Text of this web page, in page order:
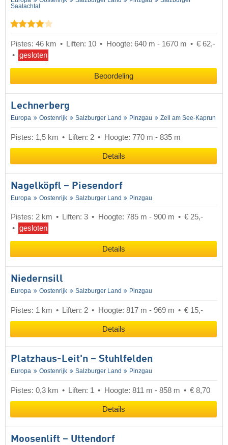
Saalachtal
Pistes: 46 km Liften: 10 Hoogte: 640 m - 1670 m
€ 62,-
gesloten
Beoordeling
Lechnerberg
Europa Oostenrijk Salzburger Land Pinzgau Zell am See-Kaprun
Pistes: 1,5 km Liften: 2 Hoogte: 770 m - 835 m
Details
Nagelköpfl – Piesendorf
Europa Oostenrijk Salzburger Land Pinzgau
Pistes: 2 km Liften: 3 Hoogte: 785 m - 900 m
€ 25,-
gesloten
Details
Niedernsill
Europa Oostenrijk Salzburger Land Pinzgau
Pistes: 1 km Liften: 2 Hoogte: 817 m - 969 m € 15,-
Details
Platzhaus-Leit'n – Stuhlfelden
Europa Oostenrijk Salzburger Land Pinzgau
Pistes: 0,3 km Liften: 1 Hoogte: 811 m - 858 m € 8,70
Details
Moosenlift – Uttendorf